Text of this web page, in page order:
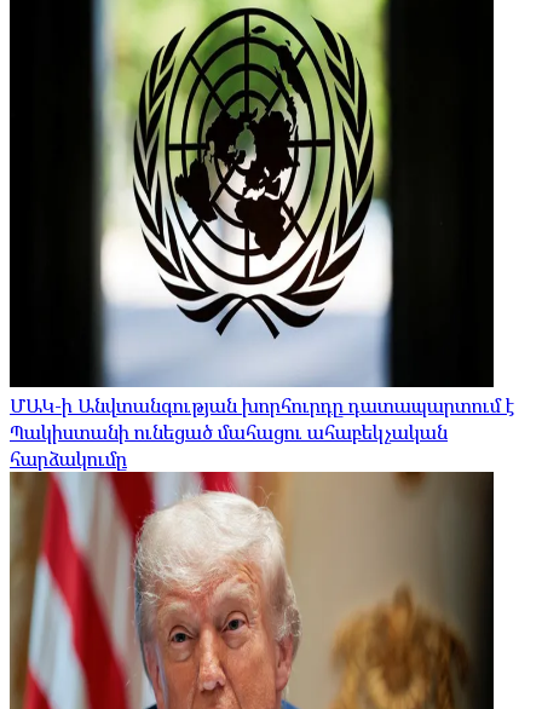
ՄԱԿ-ի Անվտանգության խորհուրդը դատապարտում է
Պակիստանի ունեցած մահացու ահաբեկչական
հարձակումը